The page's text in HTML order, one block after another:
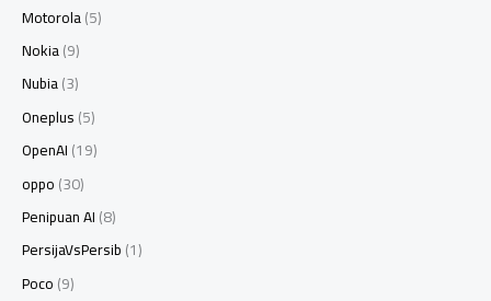
Motorola(5)
Nokia(9)
Nubia(3)
Oneplus(5)
OpenAI(19)
oppo(30)
Penipuan AI(8)
PersijaVsPersib(1)
Poco(9)